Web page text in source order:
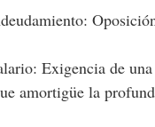
Exigencia de
amortigüe la